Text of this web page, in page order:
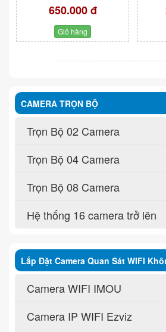
650.000 đ
Giỏ hàng
CAMERA TRỌN BỘ
Trọn Bộ 02 Camera
Trọn Bộ 04 Camera
Trọn Bộ 08 Camera
Hệ thống 16 camera trở lên
Lắp Đặt Camera Quan Sát WIFI
Camera WIFI IMOU
Camera IP WIFI Ezviz